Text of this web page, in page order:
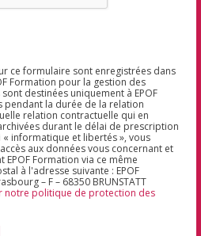
ce formulaire sont enregistrées dans
Formation pour la gestion des
destinées uniquement à EPOF
pendant la durée de la relation
relation contractuelle qui en
durant le délai de prescription
informatique et libertés », vous
aux données vous concernant et
Formation via ce même
à l'adresse suivante : EPOF
– F – 68350 BRUNSTATT
notre politique de protection des